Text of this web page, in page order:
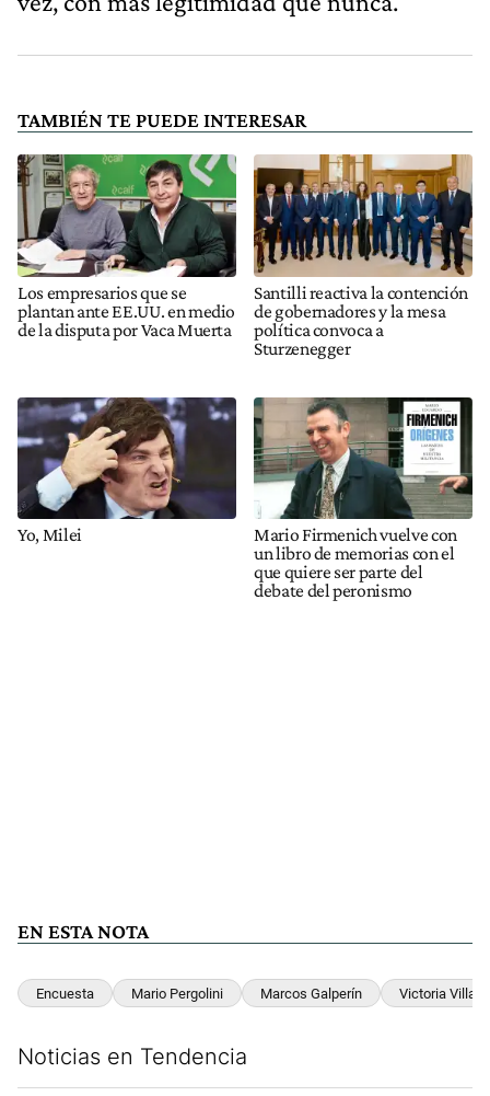
TAMBIÉN TE PUEDE INTERESAR
Los empresarios que se
plantan ante EE.UU. en medio
de la disputa por Vaca Muerta
Santilli reactiva la contención
de gobernadores y la mesa
política convoca a
Sturzenegger
Yo, Milei
Mario Firmenich vuelve con
un libro de memorias con el
que quiere ser parte del
debate del peronismo
EN ESTA NOTA
Encuesta Mario Pergolini Marcos Galperín Victoria
Noticias en Tendencia